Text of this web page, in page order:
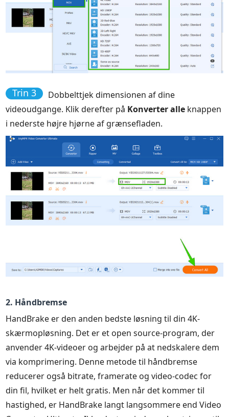
Trin 3
Dobbelttjek dimensionen af dine
videoudgange. Klik derefter på Konverter alle knappen
i nederste højre hjørne af grænsefladen.
2. Håndbremse
HandBrake er den anden bedste løsning til din 4K-
skærmopløsning. Det er et open source-program, der
anvender 4K-videoer og arbejder på at nedskalere dem
via komprimering. Denne metode til håndbremse
reducerer også bitrate, framerate og video-codec for
din fil, hvilket er helt gratis. Men når det kommer til
hastighed, er HandBrake langt langsommere end Video